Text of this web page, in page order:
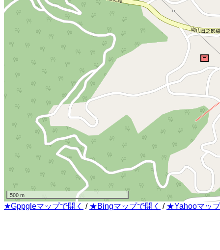
500 m
★Gppgleマップで開く / ★Bingマップで開く / ★Yahooマッ